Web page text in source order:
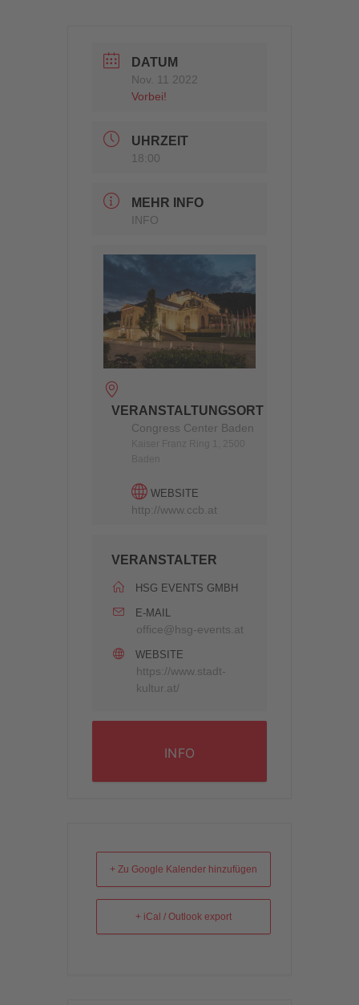
DATUM
Nov. 11 2022
Vorbei!
UHRZEIT
18:00
MEHR INFO
INFO
VERANSTALTUNGSORT
Congress Center Baden
WEBSITE
http://www.ccb.at
VERANSTALTER
HSG EVENTS GMBH
E-MAIL
office@hsg-events.at
WEBSITE
https://www.stadt-
kultur.at/
INFO
+ Zu Google Kalender hinzufügen
+ iCal / Outlook export